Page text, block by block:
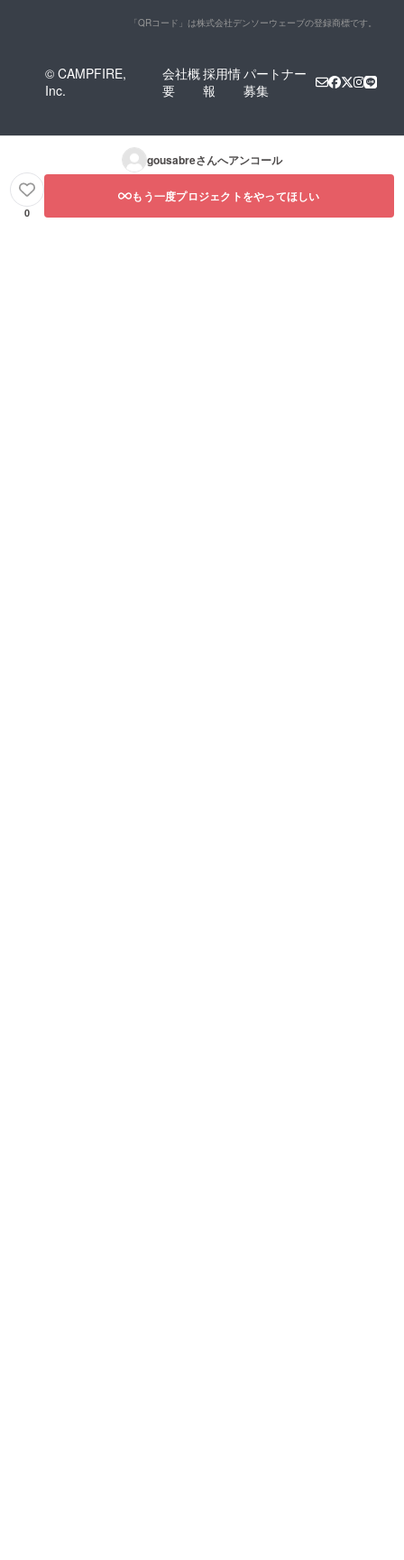
「QRコード」は株式会社デンソーウェーブの登録商標です。
© CAMPFIRE,
Inc.
会社概
要
採用情
報
パートナー
募集
gousabreさんへアンコール
0
もう一度プロジェクトをやってほしい